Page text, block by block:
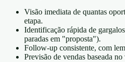
Visão imediata de quantas
etapa.
Identificação rápida de
paradas em "proposta").
Follow-up consistente, com
Previsão de vendas baseada